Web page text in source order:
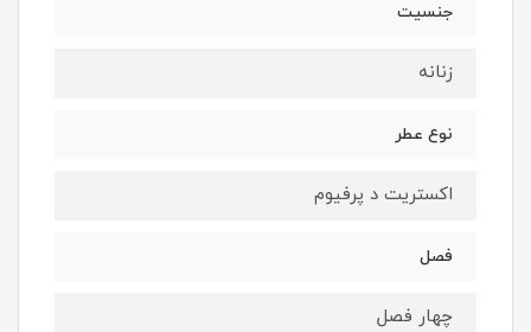
جنسیت
زنانه
نوع عطر
اکستریت د پرفیوم
فصل
چهار فصل